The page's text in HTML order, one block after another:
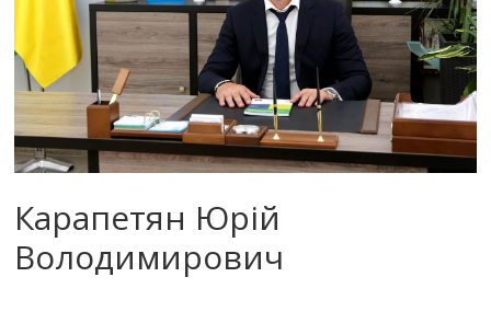
Карапетян Юрій
Володимирович